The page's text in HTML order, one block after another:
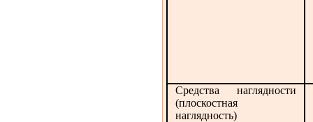
Средства наглядности
(плоскостная
наглядность)